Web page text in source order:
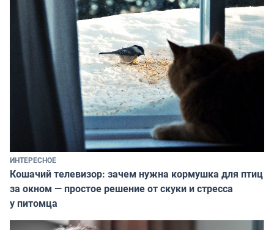
ИНТЕРЕСНОЕ
Кошачий телевизор: зачем нужна кормушка для птиц
за окном — простое решение от скуки и стресса
у питомца